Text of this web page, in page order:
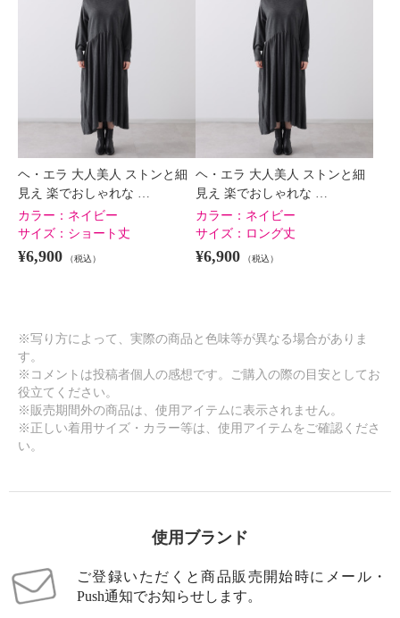
× 商品紹介
ヘ・エラ 大人美人 ストンと細
見え 楽でおしゃれな …
カラー： ネイビー
サイズ： ショート丈
¥6,900 （税込）
ヘ・エラ 大人美人 ストンと細
見え 楽でおしゃれな …
カラー： ネイビー
サイズ： ロング丈
¥6,900 （税込）
※写り方によって、実際の商品と色味等が異なる場合がありま
す。
※コメントは投稿者個人の感想です。ご購入の際の目安としてお
役立てください。
※販売期間外の商品は、使用アイテムに表示されません。
※正しい着用サイズ・カラー等は、使用アイテムをご確認くださ
い。
使用ブランド
ご登録いただくと商品販売開始時にメール・
Push通知でお知らせします。